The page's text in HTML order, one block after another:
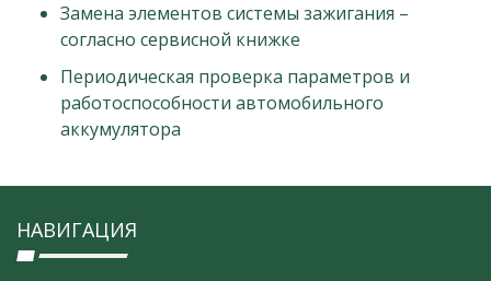
Замена элементов системы зажигания –
согласно сервисной книжке
Периодическая проверка параметров и
работоспособности автомобильного
аккумулятора
НАВИГАЦИЯ